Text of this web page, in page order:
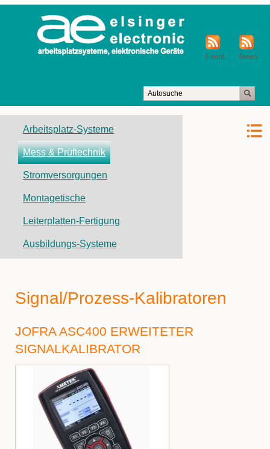
News
Event
überspringen
Arbeitsplatz-Systeme
Mess & Prüftechnik
Stromversorgungen
Montagetische
Leiterplatten-Fertigung
Ausbildungs-Systeme
Signal/Prozess-Kalibratoren
JOFRA ASC400 ERWEITETER
SIGNALKALIBRATOR